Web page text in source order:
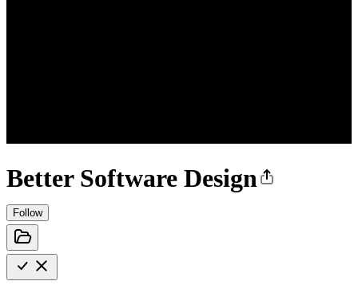
Better Software Design
Follow